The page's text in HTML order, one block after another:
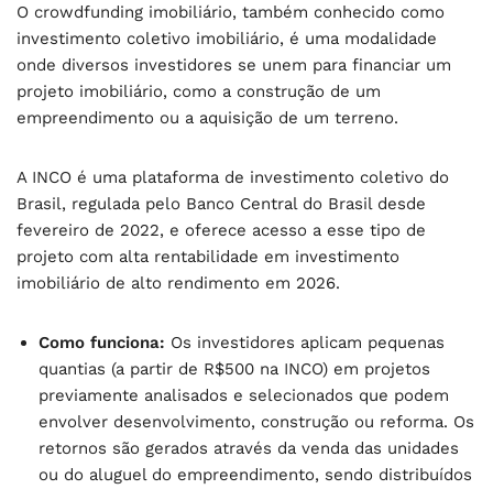
O crowdfunding imobiliário, também conhecido como
investimento coletivo imobiliário, é uma modalidade
onde diversos investidores se unem para financiar um
projeto imobiliário, como a construção de um
empreendimento ou a aquisição de um terreno.
A INCO é uma plataforma de investimento coletivo do
Brasil, regulada pelo Banco Central do Brasil desde
fevereiro de 2022, e oferece acesso a esse tipo de
projeto com alta rentabilidade em investimento
imobiliário de alto rendimento em 2026.
Como funciona: Os investidores aplicam pequenas
quantias (a partir de R$500 na INCO) em projetos
previamente analisados e selecionados que podem
envolver desenvolvimento, construção ou reforma. Os
retornos são gerados através da venda das unidades
ou do aluguel do empreendimento, sendo distribuídos